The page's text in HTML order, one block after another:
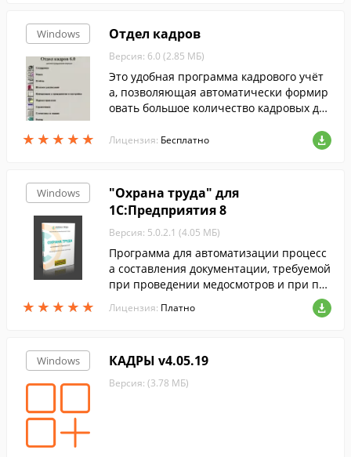
Windows
★ ★ ★ ★ ★
★ ★ ★ ★ ★
Отдел кадров
Версия: 6.0 (2.85 МБ)
Это удобная программа кадрового учёт
а, позволяющая автоматически формир
овать большое количество кадровых док
арточка, приказы, отчёты для ПФР).
Лицензия: Бесплатно
Windows
★ ★ ★ ★ ★
★ ★ ★ ★ ★
"Охрана труда" для
1С:Предприятия 8
Версия: 5.0.2.1 (4.05 МБ)
Программа для автоматизации процесс
а составления документации, требуемой
при проведении медосмотров и при пр
оведении аттестации рабочих мест по у
словиям труда...
Лицензия: Платно
Windows КАДРЫ v4.05.19
Версия: (3.78 МБ)